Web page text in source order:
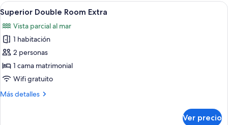
Abrir
todas
las
fotos
de
Superior
Double
Extra
Habitación de hotel con cama,
2
Superior Double Room Extra
Vista parcial al mar
1 habitación
2 personas
1 cama matrimonial
Wifi gratuito
Más detalles
Más
Ver precio